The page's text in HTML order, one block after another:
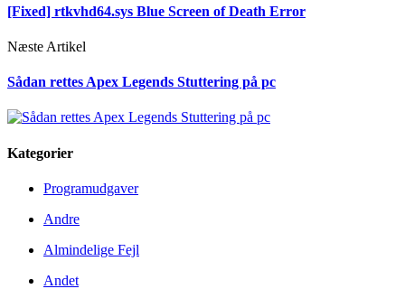
[Fixed] rtkvhd64.sys Blue Screen of Death Error
Næste Artikel
Sådan rettes Apex Legends Stuttering på pc
Kategorier
Programudgaver
Andre
Almindelige Fejl
Andet